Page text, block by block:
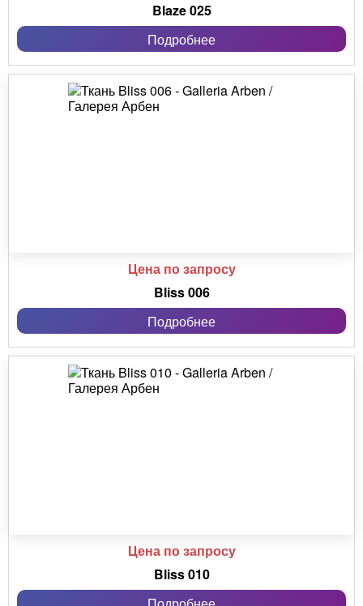
Blaze 025
Подробнее
Цена по запросу
Bliss 006
Подробнее
Цена по запросу
Bliss 010